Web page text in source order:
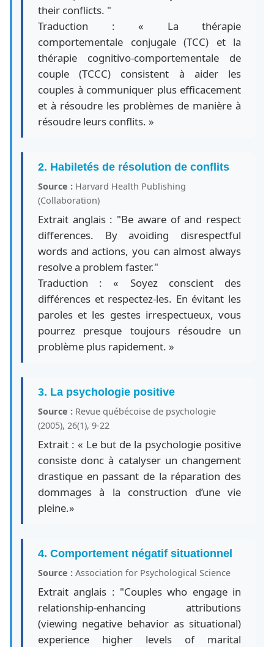
their conflicts. "
Traduction : « La thérapie
comportementale conjugale (TCC) et la
thérapie cognitivo-comportementale de
couple (TCCC) consistent à aider les
couples à communiquer plus efficacement
et à résoudre les problèmes de manière à
résoudre leurs conflits. »
2. Habiletés de résolution de conflits
Source : Harvard Health Publishing
(Collaboration)
Extrait anglais : "Be aware of and respect
differences. By avoiding disrespectful
words and actions, you can almost always
resolve a problem faster."
Traduction : « Soyez conscient des
différences et respectez-les. En évitant les
paroles et les gestes irrespectueux, vous
pourrez presque toujours résoudre un
problème plus rapidement. »
3. La psychologie positive
Source : Revue québécoise de psychologie
(2005), 26(1), 9-22
Extrait : « Le but de la psychologie positive
consiste donc à catalyser un changement
drastique en passant de la réparation des
dommages à la construction d’une vie
pleine.»
4. Comportement négatif situationnel
Source : Association for Psychological Science
Extrait anglais : "Couples who engage in
relationship-enhancing attributions
(viewing negative behavior as situational)
experience higher levels of marital